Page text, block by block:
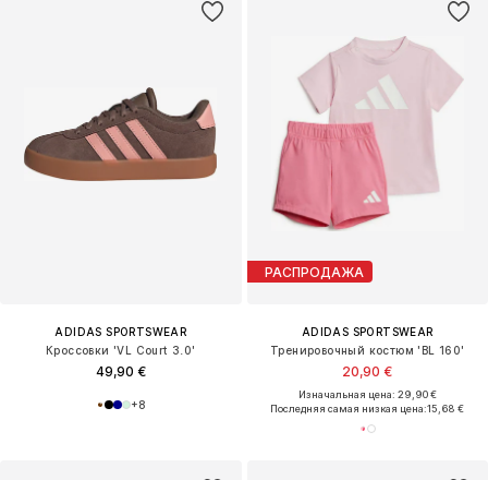
ADIDAS SPORTSWEAR
Кроссовки 'VL Court 3.0'
49,90 €
+8
РАСПРОДАЖА
ADIDAS SPORTSWEAR
Тренировочный костюм 'BL 160'
20,90 €
Изначальная цена: 29,90 €
Последняя самая низкая цена:15,68 €